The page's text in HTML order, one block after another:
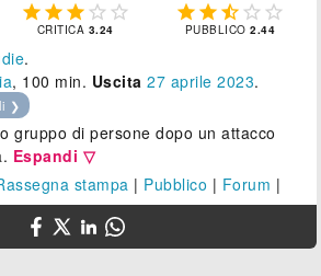
    
CRITICA 3.24
    
PUBBLICO2.44
.
, 100 min. Uscita 27 aprile 2023.
❯
gruppo di persone dopo un attacco
Espandi ▽
stampa | Pubblico | Forum |